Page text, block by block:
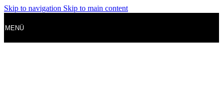
Skip to navigation Skip to main content
MENÜ